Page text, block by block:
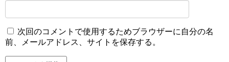
次回のコメントで使用するためブラウザーに自分の名
前、メールアドレス、サイトを保存する。